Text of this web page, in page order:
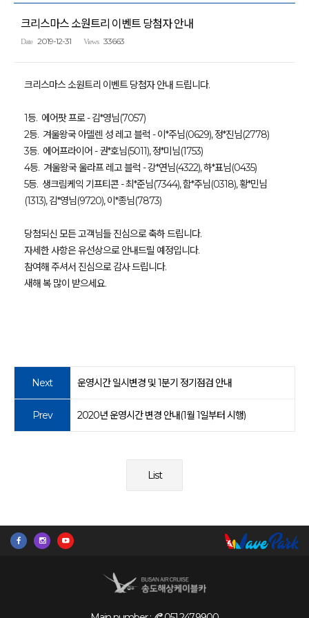
크리스마스 소원트리 이벤트 당첨자 안내
Date 2019-12-31 Views 33663
크리스마스 소원트리 이벤트 당첨자 안내 드립니다.
1등. 에어팟 프로- 김*영님(7057)
2등. 겨울왕국 아델렌 성 레고 블럭 - 이*주님(0629), 정*진님(2778)
3등. 에어프라이어 - 권*호님(5011), 정*미님(1753)
4등. 겨울왕국 울라프 레고 블럭 - 강*연님(4322), 하*표님(0435)
5등. 생크림케익 기프티콘- 최*준님(7344), 함*주님(0318), 황*민님
(1313), 김*영님(9720), 이*종님(7873)
당첨되신 모든 고객님들 진심으로 축하 드립니다.
자세한 사항은 유선상으로 안내드릴 예정입니다.
참여해 주셔서 진심으로 감사 드립니다.
새해 복 많이 받으세요.
Next 운영시간 일시변경 및 1분기 정기점검 안내
Prev 2020년 운영시간 변경 안내(1월 1일부터 시행)
List